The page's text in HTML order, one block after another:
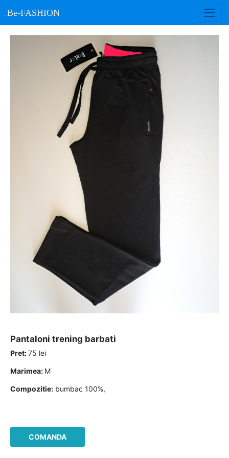
Be-FASHION
pantaloni trening barbati
Pret:75 lei
Marimea: M
Compozitie: bumbac 100%,
COMANDA